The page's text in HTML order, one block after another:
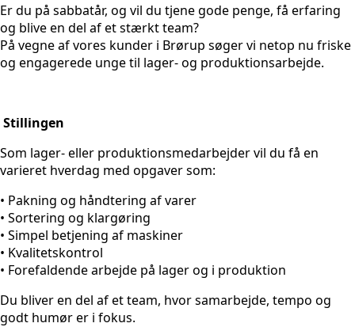
Er du på sabbatår, og vil du tjene gode penge, få erfaring
og blive en del af et stærkt team?
På vegne af vores kunder i Brørup søger vi netop nu friske
og engagerede unge til lager- og produktionsarbejde.
Stillingen
Som lager- eller produktionsmedarbejder vil du få en
varieret hverdag med opgaver som:
• Pakning og håndtering af varer
• Sortering og klargøring
• Simpel betjening af maskiner
• Kvalitetskontrol
• Forefaldende arbejde på lager og i produktion
Du bliver en del af et team, hvor samarbejde, tempo og
godt humør er i fokus.